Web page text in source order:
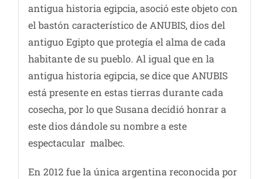
antigua historia egipcia, asoció este objeto con
el bastón característico de ANUBIS, dios del
antiguo Egipto que protegía el alma de cada
habitante de su pueblo. Al igual que en la
antigua historia egipcia, se dice que ANUBIS
está presente en estas tierras durante cada
cosecha, por lo que Susana decidió honrar a
este dios dándole su nombre a este
espectacular malbec.
En 2012 fue la única argentina reconocida por